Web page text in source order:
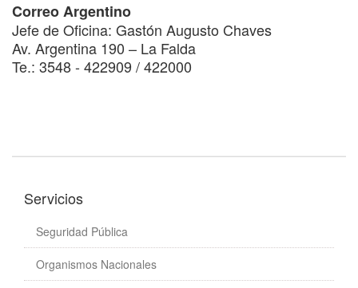
Correo Argentino
Jefe de Oficina: Gastón Augusto Chaves
Av. Argentina 190 – La Falda
Te.: 3548 - 422909 / 422000
Servicios
Seguridad Pública
Organismos Nacionales